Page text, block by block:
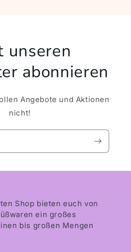
unseren
abonnieren
Angebote und Aktionen
nicht!
Shop bieten euch von
ein großes
bis großen Mengen